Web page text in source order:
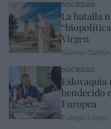
SOCIEDAD
La batalla
Virgen
SOCIEDAD
bendecido
Europea